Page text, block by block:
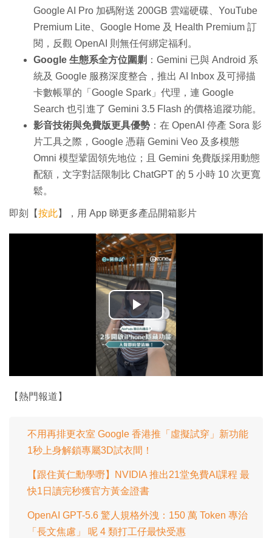
Google AI Pro 加碼附送 200GB 雲端硬碟、YouTube
Premium Lite、Google Home 及 Health Premium 訂
閱，反觀 OpenAI 則無任何綁定福利。
Google 生態系全方位圍剿 ：Gemini 已與 Android 系
統及 Google 服務深度整合，推出 AI Inbox 及可掃描
卡數帳單的「Google Spark」代理，連 Google
Search 也引進了 Gemini 3.5 Flash 的價格追蹤功能。
影音技術與免費版更具優勢 ：在 OpenAI 停產 Sora 影
片工具之際，Google 憑藉 Gemini Veo 及多模態
Omni 模型鞏固領先地位；且 Gemini 免費版採用動態
配額，文字對話限制比 ChatGPT 的 5 小時 10 次更寬
鬆。
即刻【按此】，用 App 睇更多產品開箱影片
播
放
影
【熱門報道】
不用再排更衣室 Google 香港推「虛擬試穿」新功能
1秒上身解鎖專屬3D試衣間！
【跟住黃仁勳學嘢】NVIDIA 推出21堂免費AI課程 最
快1日讀完秒獲官方黃金證書
OpenAI GPT-5.6 驚人規格外洩：150 萬 Token 專治
「長文焦慮」 呢 4 類打工仔最快受惠